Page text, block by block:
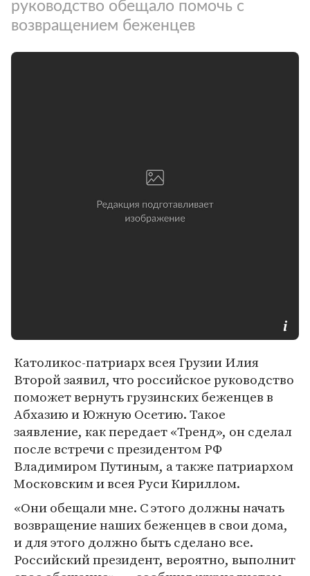
руководство обещало помочь с
возвращением беженцев
Католикос-патриарх всея Грузии Илия
Второй заявил, что российское руководство
поможет вернуть грузинских беженцев в
Абхазию и Южную Осетию. Такое
заявление, как передает «Тренд», он сделал
после встречи с президентом РФ
Владимиром Путиным, а также патриархом
Московским и всея Руси Кириллом.
«Они обещали мне. С этого должны начать
возвращение наших беженцев в свои дома,
и для этого должно быть сделано все.
Российский президент, вероятно, выполнит